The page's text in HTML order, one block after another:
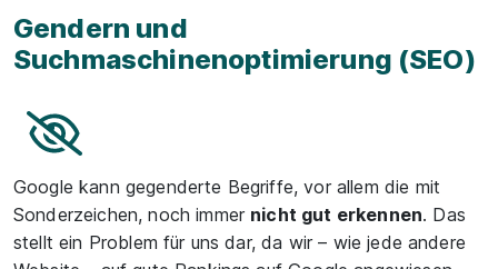
Gendern und
Suchmaschinenoptimierung (SEO)
Google kann gegenderte Begriffe, vor allem die mit
Sonderzeichen, noch immer nicht gut erkennen. Das
stellt ein Problem für uns dar, da wir – wie jede andere